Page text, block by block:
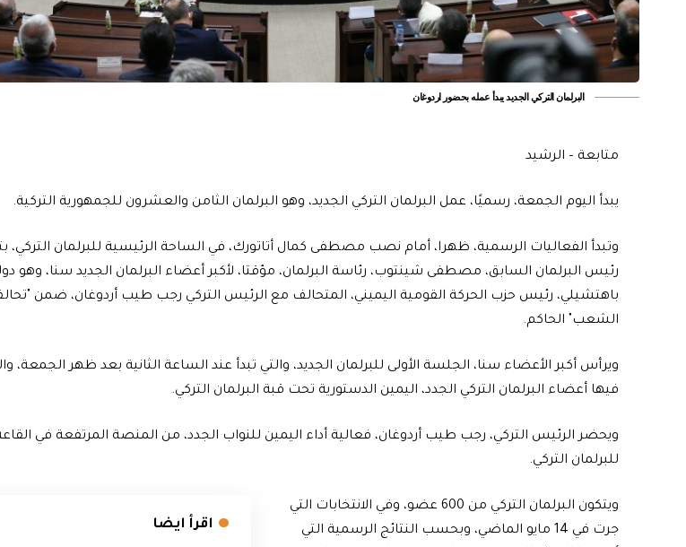
البرلمان التركي الجديد يبدأ عمله بحضور اردوغان
متابعة – الرشيد
يبدأ اليوم الجمعة، رسميًا، عمل البرلمان التركي الجديد، وهو البرلمان الثامن والعشرون للجمهورية التركية.
وتبدأ الفعاليات الرسمية، ظهرا، أمام نصب مصطفى كمال أتاتورك، في الساحة الرئيسية للبرلمان التركي،
رئيس البرلمان السابق، مصطفى شينتوب، رئاسة البرلمان، مؤقتا، لأكبر أعضاء البرلمان الجديد سنا، وهو
باهتشيلي، رئيس حزب الحركة القومية اليميني، المتحالف مع الرئيس التركي رجب طيب أردوغان، ضمن
الشعب" الحاكم.
ويرأس أكبر الأعضاء سنا، الجلسة الأولى للبرلمان الجديد، والتي تبدأ عند الساعة الثانية بعد ظهر الجمعة،
فيها أعضاء البرلمان التركي الجدد، اليمين الدستورية تحت قبة البرلمان التركي.
ويحضر الرئيس التركي، رجب طيب أردوغان، فعالية أداء اليمين للنواب الجدد، من المنصة المرتفعة في
للبرلمان التركي.
اقرأ ايضا
ويتكون البرلمان التركي من 600 عضو، وفي الانتخابات التي
جرت في 14 مايو الماضي، وبحسب النتائج الرسمية التي